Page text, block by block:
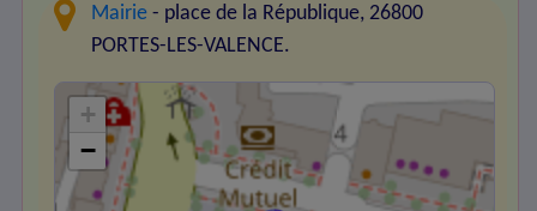
Mairie - place de la République, 26800
PORTES-LES-VALENCE.
+
−